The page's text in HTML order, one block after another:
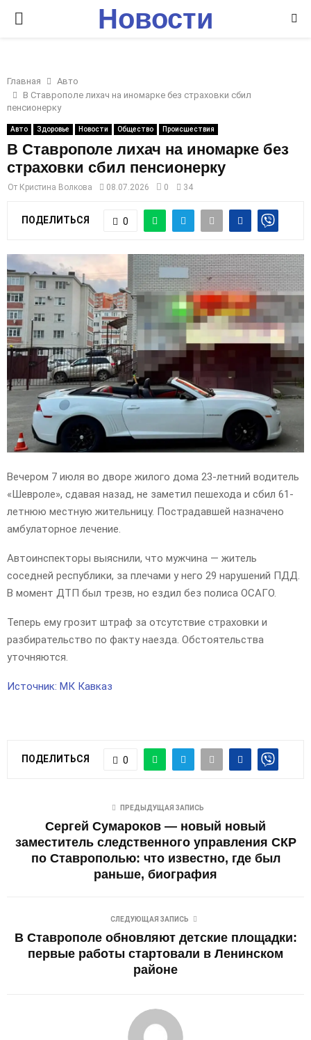
P
I
M
A
M
E
N
U
Новости
Главная
Авто
В Ставрополе лихач на иномарке без страховки сбил
пенсионерку
Авто Здоровье Новости Общество Происшествия
В Ставрополе лихач на иномарке без
страховки сбил пенсионерку
От Кристина Волкова 08.07.2026 0 34
ПОДЕЛИТЬСЯ 0
Вечером 7 июля во дворе жилого дома 23-летний водитель
«Шевроле», сдавая назад, не заметил пешехода и сбил 61-
летнюю местную жительницу. Пострадавшей назначено
амбулаторное лечение.
Автоинспекторы выяснили, что мужчина — житель
соседней республики, за плечами у него 29 нарушений ПДД.
В момент ДТП был трезв, но ездил без полиса ОСАГО.
Теперь ему грозит штраф за отсутствие страховки и
разбирательство по факту наезда. Обстоятельства
уточняются.
Источник: МК Кавказ
ПОДЕЛИТЬСЯ 0
ПРЕДЫДУЩАЯ ЗАПИСЬ
Сергей Сумароков — новый новый
заместитель следственного управления СКР
по Ставрополью: что известно, где был
раньше, биография
СЛЕДУЮЩАЯ ЗАПИСЬ
В Ставрополе обновляют детские площадки:
первые работы стартовали в Ленинском
районе